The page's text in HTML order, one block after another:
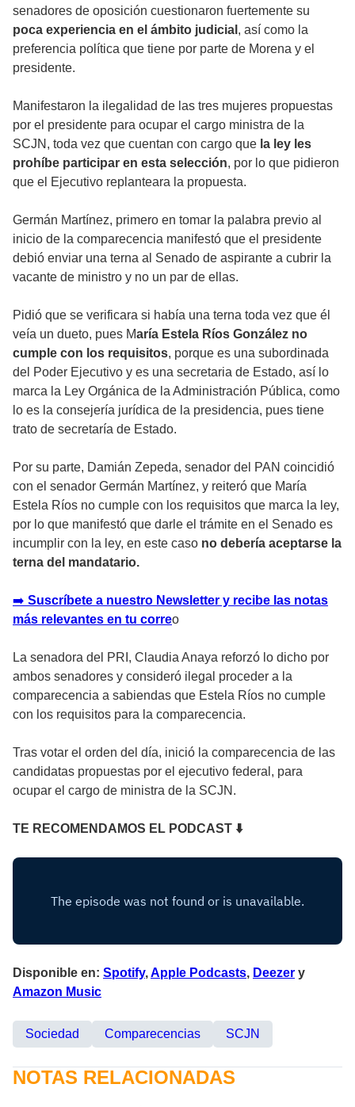
senadores de oposición cuestionaron fuertemente su
poca experiencia en el ámbito judicial , así como la
preferencia política que tiene por parte de Morena y el
presidente.
Manifestaron la ilegalidad de las tres mujeres propuestas
por el presidente para ocupar el cargo ministra de la
SCJN, toda vez que cuentan con cargo que la ley les
prohíbe participar en esta selección, por lo que pidieron
que el Ejecutivo replanteara la propuesta.
Germán Martínez, primero en tomar la palabra previo al
inicio de la comparecencia manifestó que el presidente
debió enviar una terna al Senado de aspirante a cubrir la
vacante de ministro y no un par de ellas.
Pidió que se verificara si había una terna toda vez que él
veía un dueto, pues María Estela Ríos González no
cumple con los requisitos, porque es una subordinada
del Poder Ejecutivo y es una secretaria de Estado, así lo
marca la Ley Orgánica de la Administración Pública, como
lo es la consejería jurídica de la presidencia, pues tiene
trato de secretaría de Estado.
Por su parte, Damián Zepeda, senador del PAN coincidió
con el senador Germán Martínez, y reiteró que María
Estela Ríos no cumple con los requisitos que marca la ley,
por lo que manifestó que darle el trámite en el Senado es
incumplir con la ley, en este caso no debería aceptarse la
terna del mandatario.
➡️ Suscríbete a nuestro Newsletter y recibe las notas
más relevantes en tu correo
La senadora del PRI, Claudia Anaya reforzó lo dicho por
ambos senadores y consideró ilegal proceder a la
comparecencia a sabiendas que Estela Ríos no cumple
con los requisitos para la comparecencia.
Tras votar el orden del día, inició la comparecencia de las
candidatas propuestas por el ejecutivo federal, para
ocupar el cargo de ministra de la SCJN.
TE RECOMENDAMOS EL PODCAST ⬇
Disponible en: Spotify,Apple Podcasts, Deezer y
Amazon Music
Sociedad Comparecencias SCJN
NOTAS RELACIONADAS